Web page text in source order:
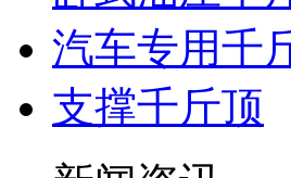
汽车专用千
支撑千斤顶